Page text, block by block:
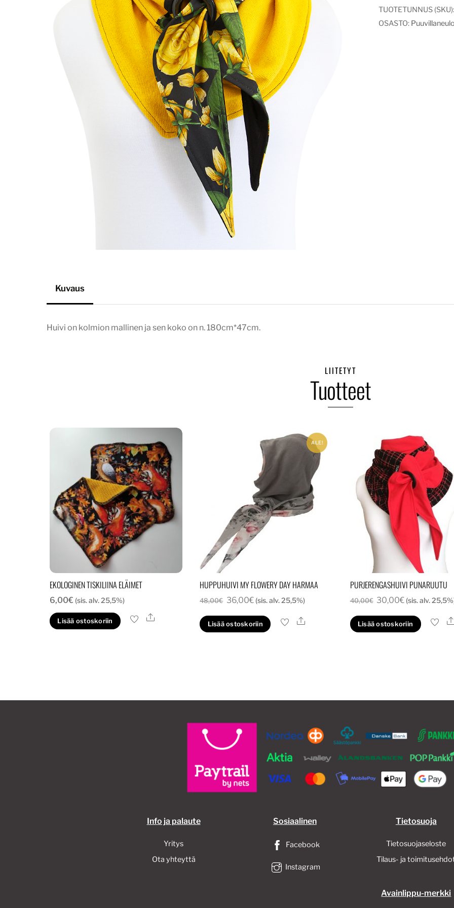
TUOTETUNNUS
OSASTO:
Kuvaus
Huivi on kolmion mallinen ja sen koko on n. 180cm*47cm.
LIITETYT
Tuotteet
EKOLOGINEN TISKILIINA ELÄIMET
6,00€ (sis. alv. 25,5%)
Lisää ostoskoriin Ale
ALE!
HUPPUHUIVI MY FLOWERY DAY HARMAA
48,00€ Alkuperäinen
oli:
36,00€Nykyinen
on:
(sis. alv. 25,5%)
Lisää ostoskoriin Ale
PURJERENGASHUIVI PUNARUUTU
40,00€ Alkuperäinen
oli:
30,00€Nykyinen
on:
(sis. alv.
Lisää ostoskoriin
Info ja palaute
Yritys
Ota yhteyttä
Sosiaalinen
Facebook
Instagram
Tietosuoja
Tietosuojaseloste
Tilaus- ja
Avainlippu-merkki